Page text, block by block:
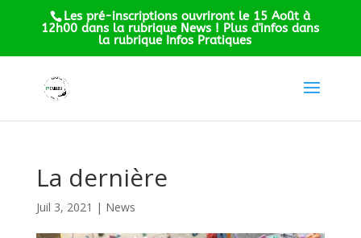
Les pré-inscriptions ouvriront le 15 Août à
12h00 dans la rubrique News ! Plus d'infos dans
la rubrique Infos Pratiques
La dernière
Juil 3, 2021 | News